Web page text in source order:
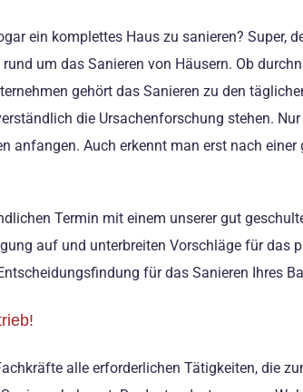
ein komplettes Haus zu sanieren? Super,
um das Sanieren von Häusern. Ob
gehört das Sanieren zu den
die Ursachenforschung stehen.
anfangen. Auch erkennt man erst nach
Termin mit einem unserer gut
auf und unterbreiten Vorschläge für das
für das Sanieren Ihres
alle erforderlichen Tätigkeiten, die